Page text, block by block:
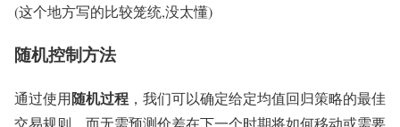
(这个地方写的比较笼统,没太懂)
随机控制方法
通过使用随机过程 ，我们可以确定给定均值回归策略的最佳
交易规则，而无需预测价差在下一个时期将如何移动或需要